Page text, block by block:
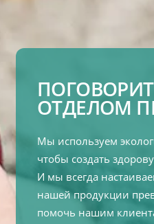
ОТДЕЛОМ
Мы используем
чтобы создать
И мы всегда
нашей продукции
помочь нашим